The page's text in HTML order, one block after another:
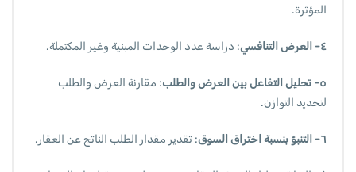
المؤثرة.
٤- العرض التنافسي : دراسة عدد الوحدات المبنية وغير المكتملة.
٥- تحليل التفاعل بين العرض والطلب
: مقارنة العرض والطلب
لتحديد التوازن.
٦- التنبؤ بنسبة اختراق السوق : تقدير مقدار الطلب الناتج عن العقار.